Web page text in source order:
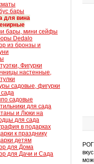
бары
для вина
бары, мини сейфы
Dedalo
из бронзы и
Фигурки
настенные,
садовые, фигурки
садовые
для сада
и Люки на
для сада
в подарках
к празднику
детям
для Дома
для Дачи и Сада
РОГ